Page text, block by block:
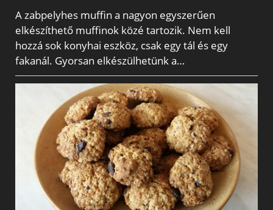
A zabpelyhes muffin a nagyon egyszerűen
elkészíthető muffinok közé tartozik. Nem kell
hozzá sok konyhai eszköz, csak egy tál és egy
fakanál. Gyorsan elkészülhetünk a…